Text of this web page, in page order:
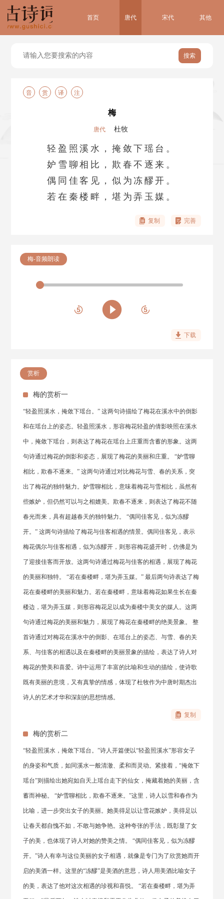
首页 唐代 宋代 其他
搜索
音 赏 译 注
梅
唐代 杜牧
轻盈照溪水，掩敛下瑶台。
妒雪聊相比，欺春不逐来。
偶同佳客见，似为冻醪开。
若在秦楼畔，堪为弄玉媒。
复制 完善
梅-音频朗读
下载
赏析
梅的赏析一
“轻盈照溪水，掩敛下瑶台。” 这两句诗描绘了梅花在溪水中的倒影
和在瑶台上的姿态。轻盈照溪水，形容梅花轻盈的倩影映照在溪水
中，掩敛下瑶台，则表达了梅花在瑶台上庄重而含蓄的形象。这两
句诗通过梅花的倒影和姿态，展现了梅花的美丽和庄重。 “妒雪聊
相比，欺春不逐来。” 这两句诗通过对比梅花与雪、春的关系，突
出了梅花的独特魅力。妒雪聊相比，意味着梅花与雪相比，虽然有
些嫉妒，但仍然可以与之相媲美。欺春不逐来，则表达了梅花不随
春光而来，具有超越春天的独特魅力。 “偶同佳客见，似为冻醪
开。” 这两句诗描绘了梅花与佳客相遇的情景。偶同佳客见，表示
梅花偶尔与佳客相遇，似为冻醪开，则形容梅花盛开时，仿佛是为
了迎接佳客而开放。这两句诗通过梅花与佳客的相遇，展现了梅花
的美丽和独特。 “若在秦楼畔，堪为弄玉媒。” 最后两句诗表达了梅
花在秦楼畔的美丽和魅力。若在秦楼畔，意味着梅花如果生长在秦
楼边，堪为弄玉媒，则形容梅花足以成为秦楼中美女的媒人。这两
句诗通过梅花的美丽和魅力，展现了梅花在秦楼畔的绝美景象。 整
首诗通过对梅花在溪水中的倒影、在瑶台上的姿态、与雪、春的关
系、与佳客的相遇以及在秦楼畔的美丽景象的描绘，表达了诗人对
梅花的赞美和喜爱。诗中运用了丰富的比喻和生动的描绘，使诗歌
既有美丽的意境，又有真挚的情感，体现了杜牧作为中唐时期杰出
诗人的艺术才华和深刻的思想情感。
复制
梅的赏析二
“轻盈照溪水，掩敛下瑶台。”诗人开篇便以“轻盈照溪水”形容女子
的身姿和气质，如同溪水一般清澈、柔和而灵动。紧接着，“掩敛下
瑶台”则描绘出她宛如自天上瑶台走下的仙女，掩藏着她的美丽，含
蓄而神秘。 “妒雪聊相比，欺春不逐来。”这里，诗人以雪和春作为
比喻，进一步突出女子的美丽。她美得足以让雪花嫉妒，美得足以
让春天都自愧不如，不敢与她争艳。这种夸张的手法，既彰显了女
子的美，也体现了诗人对她的赞美之情。 “偶同佳客见，似为冻醪
开。”诗人有幸与这位美丽的女子相遇，就像是专门为了欣赏她而开
启的美酒一样。这里的“冻醪”是美酒的意思，诗人用美酒比喻女子
的美，表达了他对这次相遇的珍视和喜悦。 “若在秦楼畔，堪为弄